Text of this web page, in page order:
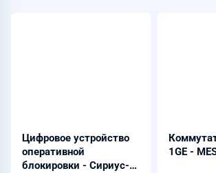
Цифровое устройство
оперативной
блокировки - Сириус-2-
1GE -